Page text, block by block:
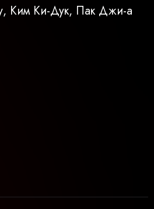
Ким Ки-Дук, Пак Джи-а